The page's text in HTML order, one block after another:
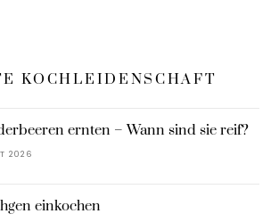
KOCHLEIDENSCHAFT
ernten – Wann sind sie reif?
2026
einkochen